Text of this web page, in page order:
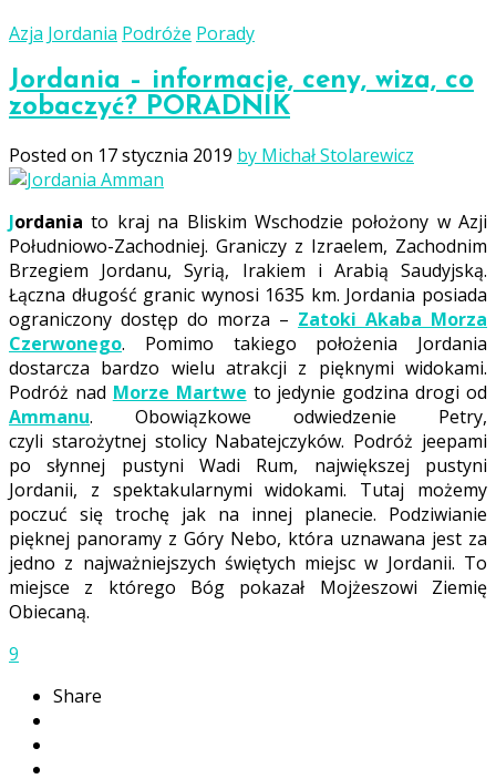
Azja Jordania Podróże Porady
Jordania – informacje, ceny, wiza, co
zobaczyć? PORADNIK
Posted on 17 stycznia 2019 by Michał Stolarewicz
Jordania to kraj na Bliskim Wschodzie położony w Azji
Południowo-Zachodniej. Graniczy z Izraelem, Zachodnim
Brzegiem Jordanu, Syrią, Irakiem i Arabią Saudyjską.
Łączna długość granic wynosi 1635 km. Jordania posiada
ograniczony dostęp do morza – Zatoki Akaba Morza
Czerwonego. Pomimo takiego położenia Jordania
dostarcza bardzo wielu atrakcji z pięknymi widokami.
Podróż nad Morze Martwe to jedynie godzina drogi od
Ammanu. Obowiązkowe odwiedzenie Petry,
czyli starożytnej stolicy Nabatejczyków. Podróż jeepami
po słynnej pustyni Wadi Rum, największej pustyni
Jordanii, z spektakularnymi widokami. Tutaj możemy
poczuć się trochę jak na innej planecie. Podziwianie
pięknej panoramy z Góry Nebo, która uznawana jest za
jedno z najważniejszych świętych miejsc w Jordanii. To
miejsce z którego Bóg pokazał Mojżeszowi Ziemię
Obiecaną.
9
Share